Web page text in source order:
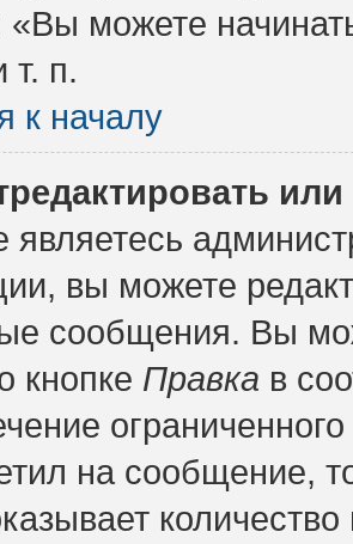
можете
т. п.
к началу
являетесь
вы можете
сообщения. Вы
кнопке Правка в
на сообщение,